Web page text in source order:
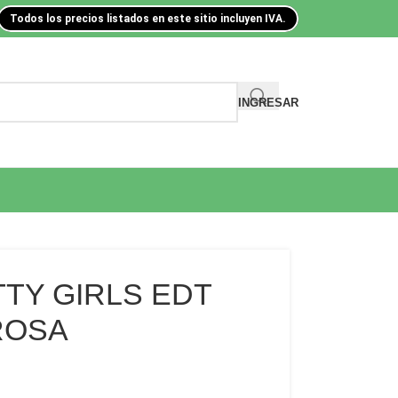
Todos los precios listados en este sitio incluyen IVA.
INGRESAR
GIRLS EDT